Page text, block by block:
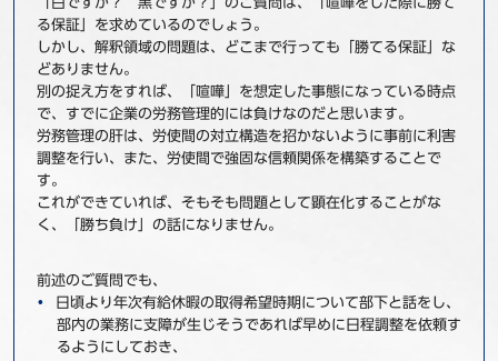
る保証」を求めているのでしょう。
しかし、解釈領域の問題は、どこまで行っても「勝てる保証」な
どありません。
別の捉え方をすれば、「喧嘩」を想定した事態になっている時点
で、すでに企業の労務管理的には負けなのだと思います。
労務管理の肝は、労使間の対立構造を招かないように事前に利害
調整を行い、また、労使間で強固な信頼関係を構築することで
す。
これができていれば、そもそも問題として顕在化することがな
く、「勝ち負け」の話になりません。
前述のご質問でも、
日頃より年次有給休暇の取得希望時期について部下と話をし、
部内の業務に支障が生じそうであれば早めに日程調整を依頼す
るようにしておき、